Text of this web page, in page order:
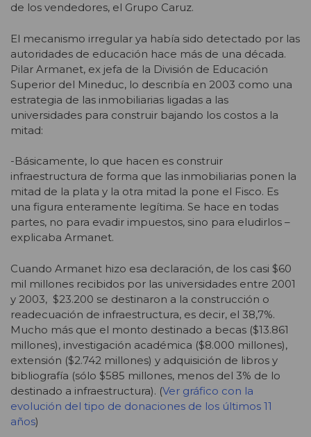
de los vendedores, el Grupo Caruz.
El mecanismo irregular ya había sido detectado por las
autoridades de educación hace más de una década.
Pilar Armanet, ex jefa de la División de Educación
Superior del Mineduc, lo describía en 2003 como una
estrategia de las inmobiliarias ligadas a las
universidades para construir bajando los costos a la
mitad:
-Básicamente, lo que hacen es construir
infraestructura de forma que las inmobiliarias ponen la
mitad de la plata y la otra mitad la pone el Fisco. Es
una figura enteramente legítima. Se hace en todas
partes, no para evadir impuestos, sino para eludirlos –
explicaba Armanet.
Cuando Armanet hizo esa declaración, de los casi $60
mil millones recibidos por las universidades entre 2001
y 2003, $23.200 se destinaron a la construcción o
readecuación de infraestructura, es decir, el 38,7%.
Mucho más que el monto destinado a becas ($13.861
millones), investigación académica ($8.000 millones),
extensión ($2.742 millones) y adquisición de libros y
bibliografía (sólo $585 millones, menos del 3% de lo
destinado a infraestructura). (Ver gráfico con la
evolución del tipo de donaciones de los últimos 11
años)